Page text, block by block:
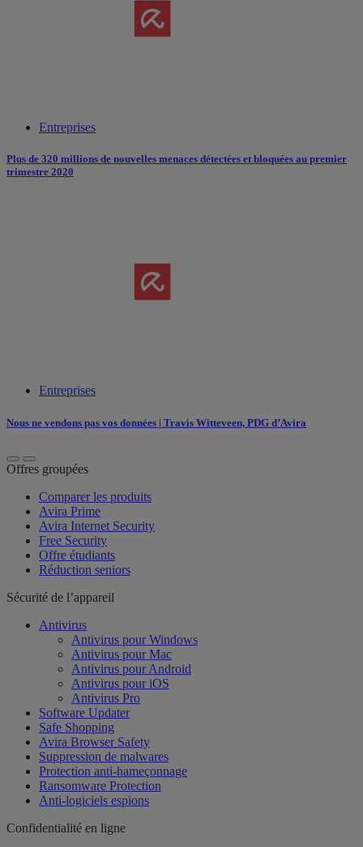
Entreprises
Plus de 320 millions de nouvelles menaces détectées et bloquées au premier
trimestre 2020
Entreprises
Nous ne vendons pas vos données | Travis Witteveen, PDG d’Avira
Offres groupées
Comparer les produits
Avira Prime
Avira Internet Security
Free Security
Offre étudiants
Réduction seniors
Sécurité de l’appareil
Antivirus
Antivirus pour Windows
Antivirus pour Mac
Antivirus pour Android
Antivirus pour iOS
Antivirus Pro
Software Updater
Safe Shopping
Avira Browser Safety
Suppression de malwares
Protection anti-hameçonnage
Ransomware Protection
Anti-logiciels espions
Confidentialité en ligne